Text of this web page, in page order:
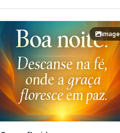
image